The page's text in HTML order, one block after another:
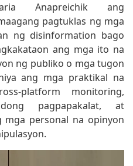
Anapreichik ang
pagtuklas ng mga
ng disinformation bago
ang mga ito na
ng publiko o mga tugon
ang mga praktikal na
platform monitoring,
pagpapakalat, at
mga personal na opinyon